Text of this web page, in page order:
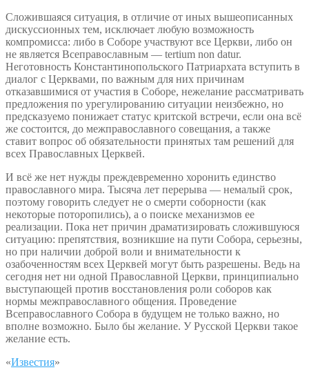
Сложившаяся ситуация, в отличие от иных вышеописанных
дискуссионных тем, исключает любую возможность
компромисса: либо в Соборе участвуют все Церкви, либо он
не является Всеправославным — tertium non datur.
Неготовность Константинопольского Патриархата вступить в
диалог с Церквами, по важным для них причинам
отказавшимися от участия в Соборе, нежелание рассматривать
предложения по урегулированию ситуации неизбежно, но
предсказуемо понижает статус критской встречи, если она всё
же состоится, до межправославного совещания, а также
ставит вопрос об обязательности принятых там решений для
всех Православных Церквей.
И всё же нет нужды преждевременно хоронить единство
православного мира. Тысяча лет перерыва — немалый срок,
поэтому говорить следует не о смерти соборности (как
некоторые поторопились), а о поиске механизмов ее
реализации. Пока нет причин драматизировать сложившуюся
ситуацию: препятствия, возникшие на пути Собора, серьезны,
но при наличии доброй воли и внимательности к
озабоченностям всех Церквей могут быть разрешены. Ведь на
сегодня нет ни одной Православной Церкви, принципиально
выступающей против восстановления роли соборов как
нормы межправославного общения. Проведение
Всеправославного Собора в будущем не только важно, но
вполне возможно. Было бы желание. У Русской Церкви такое
желание есть.
«Известия»